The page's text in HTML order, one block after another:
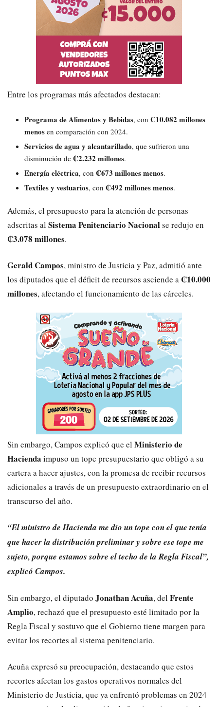
Entre los programas más afectados destacan:
Programa de Alimentos y Bebidas, con ₡10.082 millones
menos en comparación con 2024.
Servicios de agua y alcantarillado, que sufrieron una
disminución de ₡2.232 millones.
Energía eléctrica, con ₡673 millones menos.
Textiles y vestuarios, con ₡492 millones menos.
Además, el presupuesto para la atención de personas
adscritas al Sistema Penitenciario Nacionalse redujo en
₡3.078 millones.
Gerald Campos, ministro de Justicia y Paz, admitió ante
los diputados que el déficit de recursos asciende a ₡10.000
millones, afectando el funcionamiento de las cárceles.
Sin embargo, Campos explicó que el Ministerio de
Hacienda impuso un tope presupuestario que obligó a su
cartera a hacer ajustes, con la promesa de recibir recursos
adicionales a través de un presupuesto extraordinario en el
transcurso del año.
“El ministro de Hacienda me dio un tope con el que tenía
que hacer la distribución preliminar y sobre ese tope me
sujeto, porque estamos sobre el techo de la Regla Fiscal”,
explicó Campos.
Sin embargo, el diputado Jonathan Acuña, del Frente
Amplio, rechazó que el presupuesto esté limitado por la
Regla Fiscal y sostuvo que el Gobierno tiene margen para
evitar los recortes al sistema penitenciario.
Acuña expresó su preocupación, destacando que estos
recortes afectan los gastos operativos normales del
Ministerio de Justicia, que ya enfrentó problemas en 2024